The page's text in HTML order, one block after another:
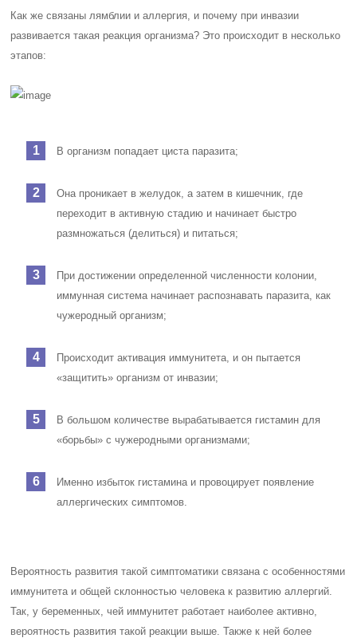
Как же связаны лямблии и аллергия, и почему при инвазии
развивается такая реакция организма? Это происходит в несколько
этапов:
В организм попадает циста паразита;
Она проникает в желудок, а затем в кишечник, где
переходит в активную стадию и начинает быстро
размножаться (делиться) и питаться;
При достижении определенной численности колонии,
иммунная система начинает распознавать паразита, как
чужеродный организм;
Происходит активация иммунитета, и он пытается
«защитить» организм от инвазии;
В большом количестве вырабатывается гистамин для
«борьбы» с чужеродными организмами;
Именно избыток гистамина и провоцирует появление
аллергических симптомов.
Вероятность развития такой симптоматики связана с особенностями
иммунитета и общей склонностью человека к развитию аллергий.
Так, у беременных, чей иммунитет работает наиболее активно,
вероятность развития такой реакции выше. Также к ней более